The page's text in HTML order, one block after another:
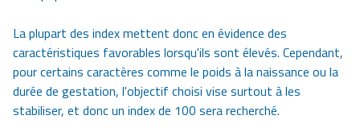
La plupart des index mettent donc en évidence des
caractéristiques favorables lorsqu'ils sont élevés. Cependant,
pour certains caractères comme le poids à la naissance ou la
durée de gestation, l'objectif choisi vise surtout à les
stabiliser, et donc un index de 100 sera recherché.